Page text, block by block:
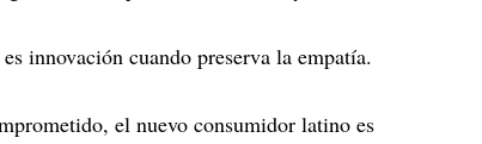
innovación cuando preserva la empatía.
el nuevo consumidor latino es